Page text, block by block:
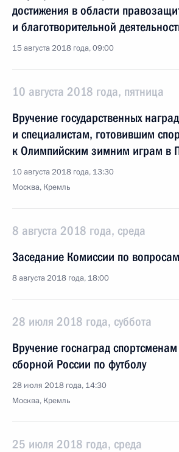
достижения в области
и благотворительной
15 августа 2018 года, 09:00
10 августа 2018 года, пятница
Вручение государственных
и специалистам, готовившим
к Олимпийским зимним играм в
10 августа 2018 года, 13:30
Москва, Кремль
8 августа 2018 года, среда
Заседание Комиссии по
8 августа 2018 года, 18:00
28 июля 2018 года, суббота
Вручение госнаград
сборной России по футболу
28 июля 2018 года, 14:30
Москва, Кремль
25 июля 2018 года, среда